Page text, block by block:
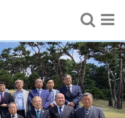
검색